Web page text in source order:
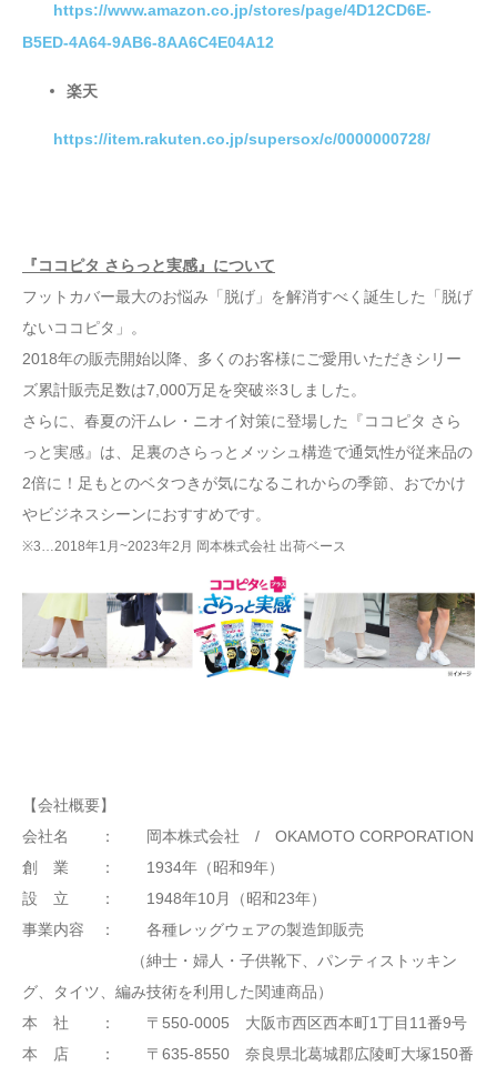
https://www.amazon.co.jp/stores/page/4D12CD6E-
B5ED-4A64-9AB6-8AA6C4E04A12
楽天
https://item.rakuten.co.jp/supersox/c/0000000728/
『ココピタ さらっと実感』について
フットカバー最大のお悩み「脱げ」を解消すべく誕生した「脱げ
ないココピタ」。
2018年の販売開始以降、多くのお客様にご愛用いただきシリー
ズ累計販売足数は7,000万足を突破※3しました。
さらに、春夏の汗ムレ・ニオイ対策に登場した『ココピタ さら
っと実感』は、足裏のさらっとメッシュ構造で通気性が従来品の
2倍に！足もとのベタつきが気になるこれからの季節、おでかけ
やビジネスシーンにおすすめです。
※3…2018年1月~2023年2月 岡本株式会社 出荷ベース
【会社概要】
会社名 ： 岡本株式会社 / OKAMOTO CORPORATION
創 業 ： 1934年（昭和9年）
設 立 ： 1948年10月（昭和23年）
事業内容 ： 各種レッグウェアの製造卸販売
（紳士・婦人・子供靴下、パンティストッキン
グ、タイツ、編み技術を利用した関連商品）
本 社 ： 〒550-0005 大阪市西区西本町1丁目11番9号
本 店 ： 〒635-8550 奈良県北葛城郡広陵町大塚150番